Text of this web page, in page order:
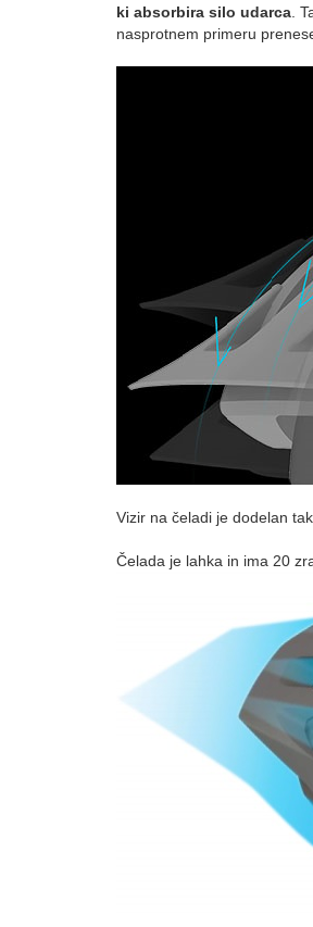
ki absorbira silo udarca .
nasprotnem primeru
Vizir na čeladi je dodelan
Čelada je lahka in ima 20